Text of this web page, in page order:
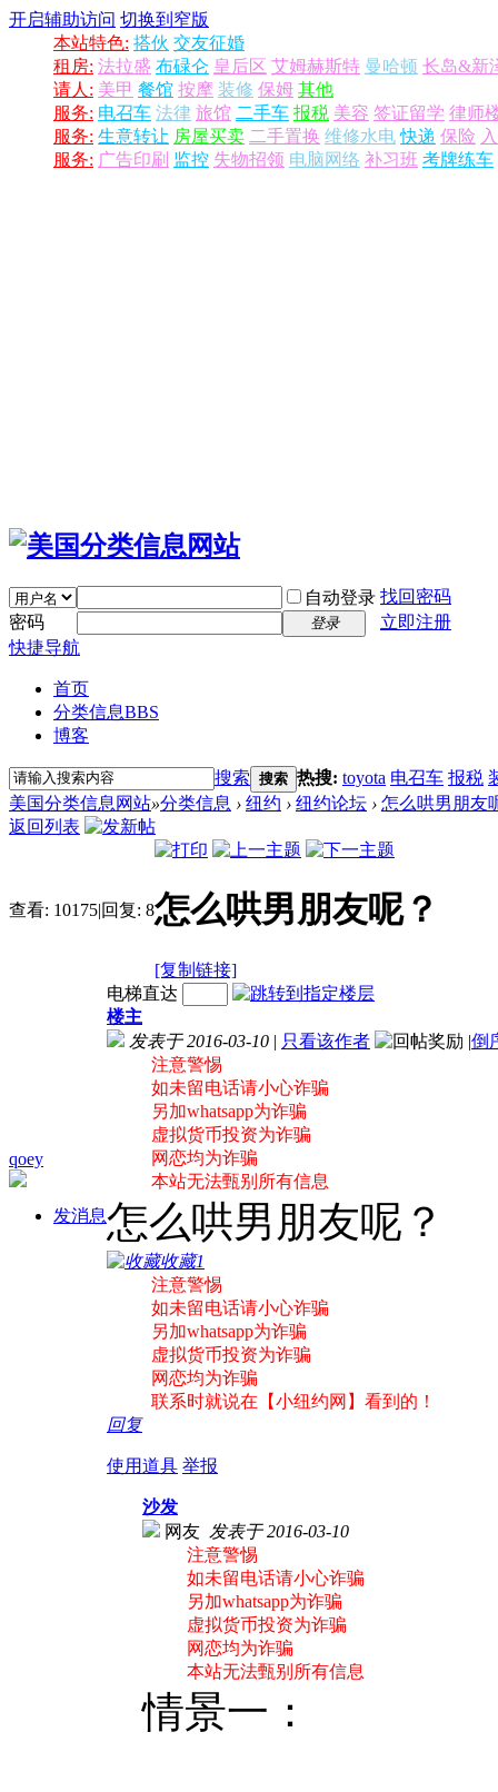
开启辅助访问 切换到窄版
本站特色: 搭伙 交友征婚
租房: 法拉盛 布碌仑 皇后区 艾姆赫斯特 曼哈顿 长岛&新
请人: 美甲 餐馆 按摩 装修 保姆 其他
服务: 电召车 法律 旅馆 二手车 报税 美容 签证留学 律师
服务: 生意转让 房屋买卖 二手置换 维修水电 快递 保险
服务: 广告印刷 监控 失物招领 电脑网络 补习班 考牌练车
自动登录 找回密码
密码
登录
立即注册
快捷导航
首页
分类信息BBS
博客
搜索 搜索 热搜: toyota 电召车 报税
美国分类信息网站»分类信息 › 纽约 › 纽约论坛 › 怎么哄男朋友
返回列表
查看: 10175|回复: 8怎么哄男朋友呢？
[复制链接]
qoey
发消息
电梯直达
楼主
发表于 2016-03-10 | 只看该作者 |倒
注意警惕
如未留电话请小心诈骗
另加whatsapp为诈骗
虚拟货币投资为诈骗
网恋均为诈骗
本站无法甄别所有信息
怎么哄男朋友呢？
收藏1
注意警惕
如未留电话请小心诈骗
另加whatsapp为诈骗
虚拟货币投资为诈骗
网恋均为诈骗
联系时就说在【小纽约网】看到的！
回复
使用道具 举报
沙发
网友 发表于 2016-03-10
注意警惕
如未留电话请小心诈骗
另加whatsapp为诈骗
虚拟货币投资为诈骗
网恋均为诈骗
本站无法甄别所有信息
情景一：